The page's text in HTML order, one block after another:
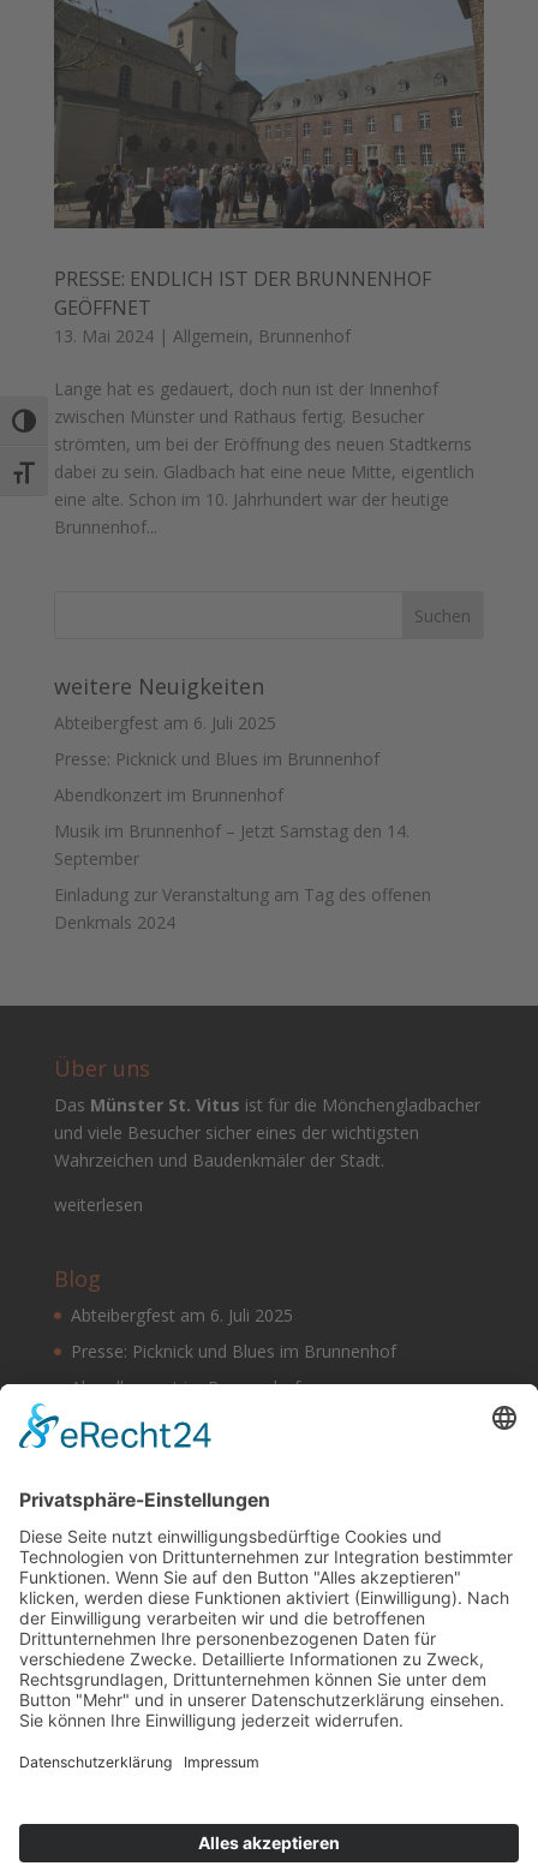
Umschalten auf hohe Kontraste
Schrift vergrößern
PRESSE: ENDLICH IST DER BRUNNENHOF
GEÖFFNET
13. Mai 2024| Allgemein, Brunnenhof
Lange hat es gedauert, doch nun ist der Innenhof
zwischen Münster und Rathaus fertig. Besucher
strömten, um bei der Eröffnung des neuen Stadtkerns
dabei zu sein. Gladbach hat eine neue Mitte, eigentlich
eine alte. Schon im 10. Jahrhundert war der heutige
Brunnenhof...
weitere Neuigkeiten
Abteibergfest am 6. Juli 2025
Presse: Picknick und Blues im Brunnenhof
Abendkonzert im Brunnenhof
Musik im Brunnenhof – Jetzt Samstag den 14.
September
Einladung zur Veranstaltung am Tag des offenen
Denkmals 2024
Über uns
Das Münster St. Vitus ist für die Mönchengladbacher
und viele Besucher sicher eines der wichtigsten
Wahrzeichen und Baudenkmäler der Stadt.
weiterlesen
Blog
Abteibergfest am 6. Juli 2025
Presse: Picknick und Blues im Brunnenhof
Abendkonzert im Brunnenhof
Musik im Brunnenhof – Jetzt Samstag den 14.
September
Einladung zur Veranstaltung am Tag des offenen
Denkmals 2024
Suchen & Finden Datenschutz
Cookie-Einstellungen
Impressum Datenschutz